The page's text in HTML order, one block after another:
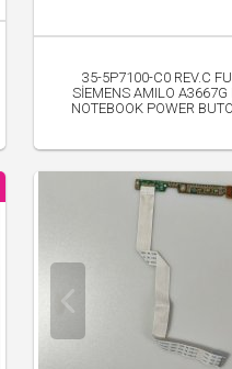
35-5P7100-C0 REV.C
SİEMENS AMILO A3667G
NOTEBOOK POWER